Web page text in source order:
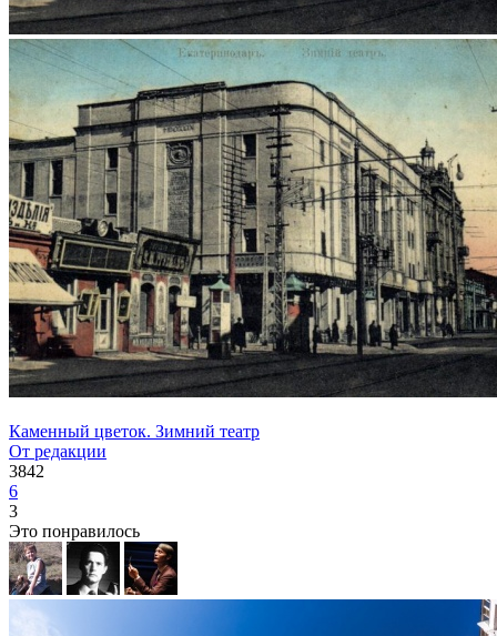
Каменный цветок. Зимний театр
От редакции
3842
6
3
Это понравилось